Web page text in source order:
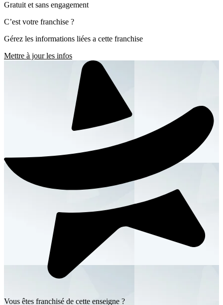
Gratuit et sans engagement
C’est votre franchise ?
Gérez les informations liées a cette franchise
Mettre à jour les infos
Vous êtes franchisé de cette enseigne ?